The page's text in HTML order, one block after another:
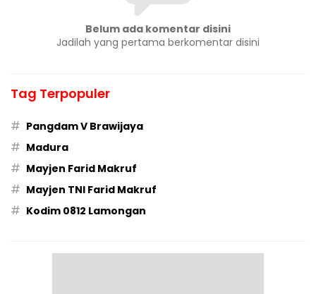
Belum ada komentar disini
Jadilah yang pertama berkomentar disini
Tag Terpopuler
# Pangdam V Brawijaya
# Madura
# Mayjen Farid Makruf
# Mayjen TNI Farid Makruf
# Kodim 0812 Lamongan